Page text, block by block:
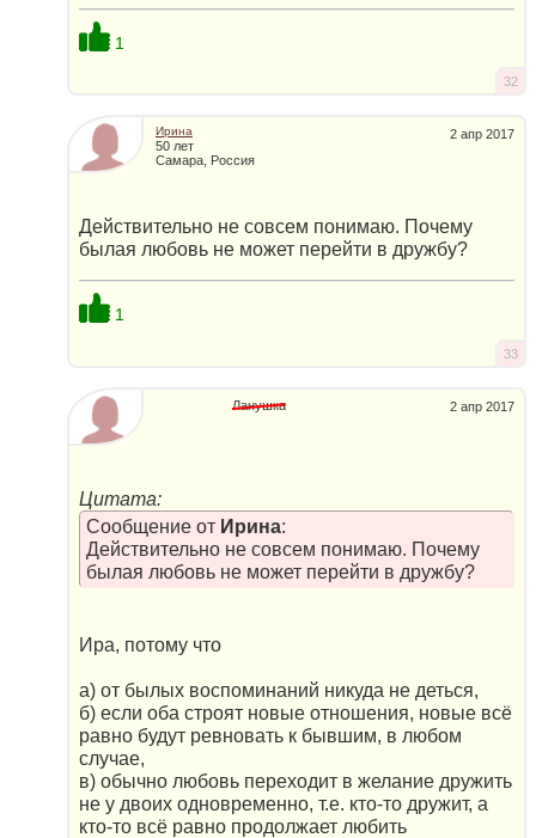
1
32
2 апр 2017
Ирина
50 лет
Самара, Россия
Действительно не совсем понимаю. Почему
былая любовь не может перейти в дружбу?
1
33
2 апр 2017
Ланушка
Цитата:
Сообщение от Ирина:
Действительно не совсем понимаю. Почему
былая любовь не может перейти в дружбу?
Ира, потому что
а) от былых воспоминаний никуда не деться,
б) если оба строят новые отношения, новые всё
равно будут ревновать к бывшим, в любом
случае,
в) обычно любовь переходит в желание дружить
не у двоих одновременно, т.е. кто-то дружит, а
кто-то всё равно продолжает любить